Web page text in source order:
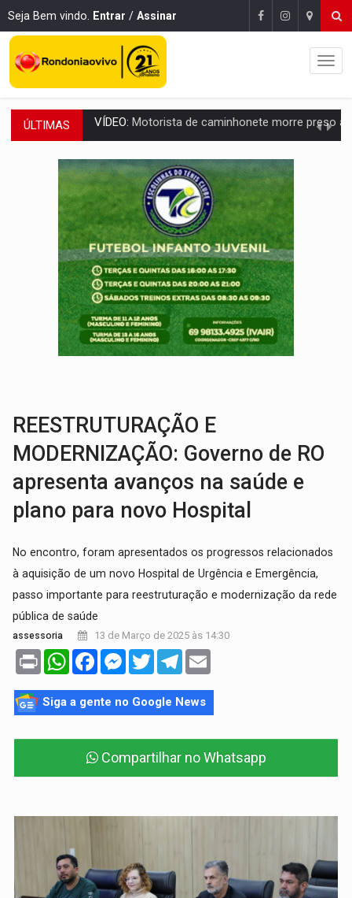
Seja Bem vindo. Entrar / Assinar
ÚLTIMAS LAZER:Seis lugares gratuitos para aproveitar o fim de semana
VÍDEO:FTICCO e Força Tática prendem membro do CV com arma e drogas
INCLUSÃO:Prefeitura fortalece parceria com a APAE para ampliar ações
DEFESA:Exército testa inovações no combate a drones durante
TEMAS SOCIOAMBIENTAIS:Em Itapuã do Oeste, CINEMAZÔNIA leva cinema
PREVISÃO:Interior de Rondônia terá sábado (8) de calor intenso
INFRAESTRUTURA:Após quase 30 anos de espera, asfalto chega ao
A ILHA:Coreografia de Rondônia estreia na programação do Festival de
Motorista de caminhonete morre preso às ferragens em colisão
REESTRUTURAÇÃO E
MODERNIZAÇÃO: Governo de RO
apresenta avanços na saúde e
plano para novo Hospital
No encontro, foram apresentados os progressos relacionados
à aquisição de um novo Hospital de Urgência e Emergência,
passo importante para reestruturação e modernização da rede
pública de saúde
assessoria 13 de Março de 2025 às 14:30
Print WhatsAppFacebookMessenger
TwitterTelegram
Siga a gente no Google News
Compartilhar no Whatsapp